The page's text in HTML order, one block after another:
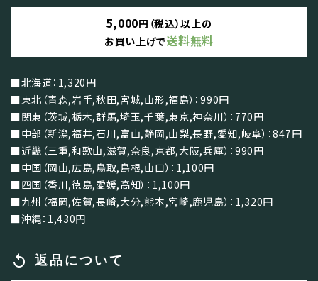
5,000円（税込）以上の
お買い上げで送料無料
■北海道：1,320円
■東北（青森,岩手,秋田,宮城,山形,福島）：990円
■関東（茨城,栃木,群馬,埼玉,千葉,東京,神奈川）：770円
■中部（新潟,福井,石川,富山,静岡,山梨,長野,愛知,岐阜）：847円
■近畿（三重,和歌山,滋賀,奈良,京都,大阪,兵庫）：990円
■中国（岡山,広島,鳥取,島根,山口）：1,100円
■四国（香川,徳島,愛媛,高知）：1,100円
■九州（福岡,佐賀,長崎,大分,熊本,宮崎,鹿児島）：1,320円
■沖縄：1,430円
replay 返品について